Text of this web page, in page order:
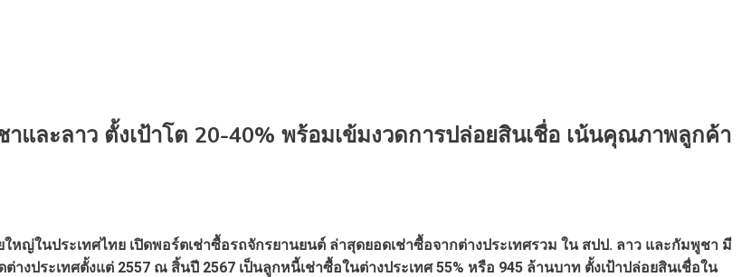
และลาว ตั้งเป้าโต 20-40% พร้อมเข้มงวดการปล่อยสินเชื่อ เน้นคุณภาพลูกค้า
หญ่ในประเทศไทย เปิดพอร์ตเช่าซื้อรถจักรยานยนต์ ล่าสุดยอดเช่าซื้อจากต่างประเทศรวม ใน สปป. ลาว และกัมพูชา มี
งประเทศตั้งแต่ 2557 ณ สิ้นปี 2567 เป็นลูกหนี้เช่าซื้อในต่างประเทศ 55% หรือ 945 ล้านบาท ตั้งเป้าปล่อยสินเชื่อใน